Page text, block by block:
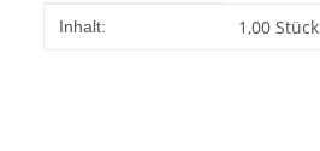
Produkteigenschaft
Wert
Inhalt: 1,00 Stück